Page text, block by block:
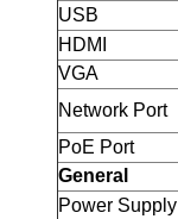
USB
HDMI
VGA
Network Port
PoE Port
General
Power Supply